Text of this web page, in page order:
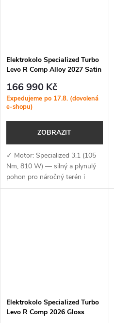
Elektrokolo Specialized Turbo
Levo R Comp Alloy 2027 Satin
Metallic
166 990 Kč
Expedujeme po 17.8. (dovolená
e-shopu)
ZOBRAZIT
✓ Motor: Specialized 3.1 (105
Nm, 810 W) — silný a plynulý
pohon pro náročný terén i
dlouhé výjezdy✓ Baterie +
Elektrokolo Specialized Turbo
Levo R Comp 2026 Gloss